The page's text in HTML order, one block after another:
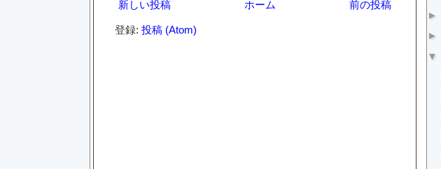
新しい投稿 前の投稿
ホーム
登録: 投稿 (Atom)
►
►
▼